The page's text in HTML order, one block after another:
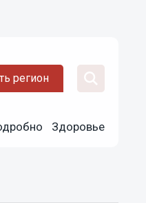
регион
Здоровье